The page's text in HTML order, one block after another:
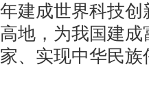
年建成世界科技
高地，为我国建
家、实现中华民